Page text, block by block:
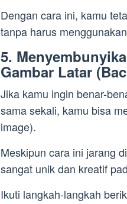
Dengan cara ini, kamu
tanpa harus
5.
Gambar Latar
Jika kamu ingin benar-
sama sekali, kamu bisa
image).
Meskipun cara ini jarang
sangat unik dan kreatif
Ikuti langkah-langkah